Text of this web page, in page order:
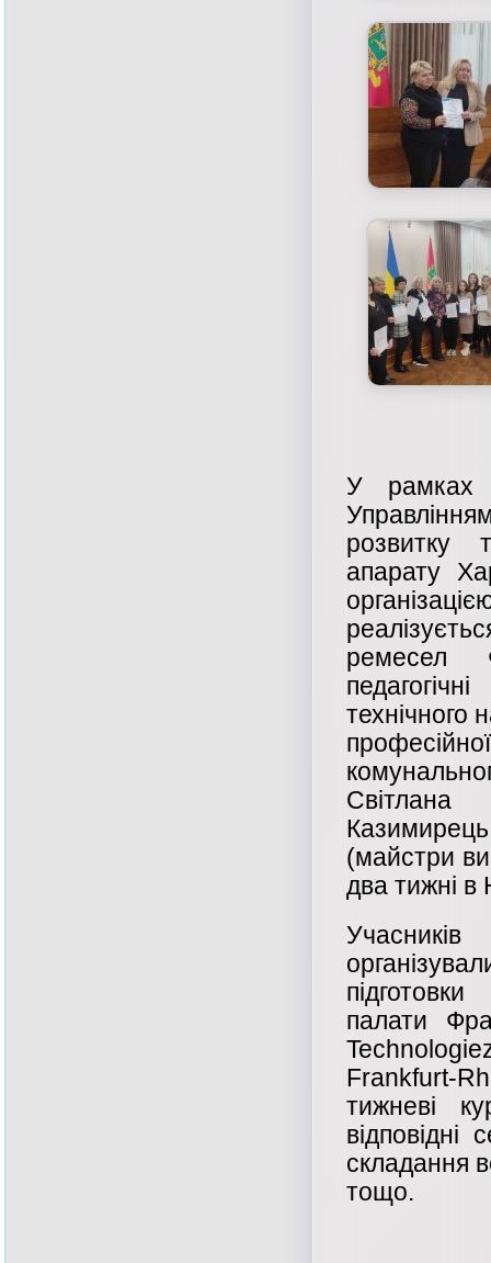
У рамках
розвитку
апарату
ремесел
технічного
(майстри
два тижні в
палати
Frankfurt-
тижневі
складання
тощо.